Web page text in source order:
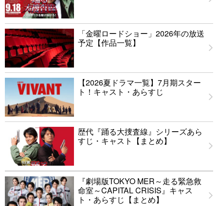
「金曜ロードショー」2026年の放送
予定【作品一覧】
【2026夏ドラマ一覧】7月期スター
ト！キャスト・あらすじ
歴代『踊る大捜査線』シリーズあら
すじ・キャスト【まとめ】
『劇場版TOKYO MER～走る緊急救
命室～CAPITAL CRISIS』キャス
ト・あらすじ【まとめ】